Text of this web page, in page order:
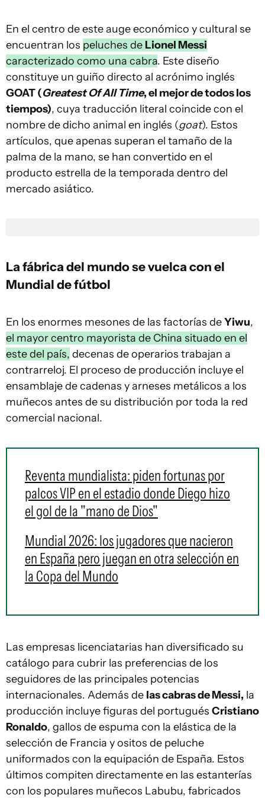
En el centro de este auge económico y cultural se
encuentran los peluches de Lionel Messi
caracterizado como una cabra. Este diseño
constituye un guiño directo al acrónimo inglés
GOAT (Greatest Of All Time, el mejor de todos los
tiempos), cuya traducción literal coincide con el
nombre de dicho animal en inglés (goat). Estos
artículos, que apenas superan el tamaño de la
palma de la mano, se han convertido en el
producto estrella de la temporada dentro del
mercado asiático.
La fábrica del mundo se vuelca con el
Mundial de fútbol
En los enormes mesones de las factorías deYiwu,
el mayor centro mayorista de China situado en el
este del país, decenas de operarios trabajan a
contrarreloj. El proceso de producción incluye el
ensamblaje de cadenas y arneses metálicos a los
muñecos antes de su distribución por toda la red
comercial nacional.
Reventa mundialista: piden fortunas por
palcos VIP en el estadio donde Diego hizo
el gol de la "mano de Dios"
Mundial 2026: los jugadores que nacieron
en España pero juegan en otra selección en
la Copa del Mundo
Las empresas licenciatarias han diversificado su
catálogo para cubrir las preferencias de los
seguidores de las principales potencias
internacionales. Además de las cabras de Messi, la
producción incluye figuras del portugués Cristiano
Ronaldo, gallos de espuma con la elástica de la
selección de Francia y ositos de peluche
uniformados con la equipación de España. Estos
últimos compiten directamente en las estanterías
con los populares muñecos Labubu, fabricados